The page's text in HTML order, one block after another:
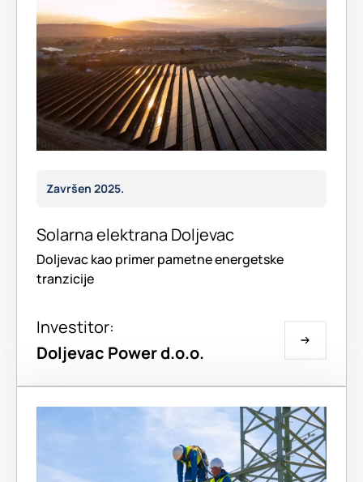
Završen 2025.
Solarna elektrana Doljevac
Doljevac kao primer pametne energetske
tranzicije
Investitor:
Doljevac Power d.o.o.